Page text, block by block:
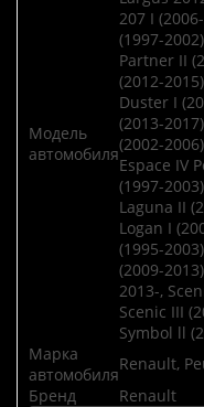
Модель
автомобиля
207 I
(1997-
Partner II
(2012-
Duster I
(2013-
(2002-
Espace IV
(1997-
Laguna II
Logan I
(1995-
(2009-
2013-,
Scenic III
Symbol ll
Марка
автомобиля
Renault,
Бренд
Renault